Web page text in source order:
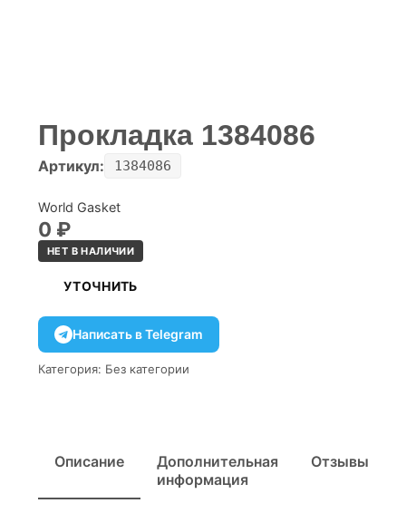
Прокладка 1384086
Артикул: 1384086
World Gasket
0 ₽
НЕТ В НАЛИЧИИ
УТОЧНИТЬ
Написать в Telegram
Категория: Без категории
Описание
Дополнительная
информация
Отзывы